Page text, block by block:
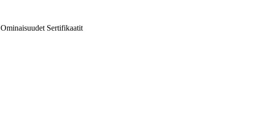
Ominaisuudet Sertifikaatit